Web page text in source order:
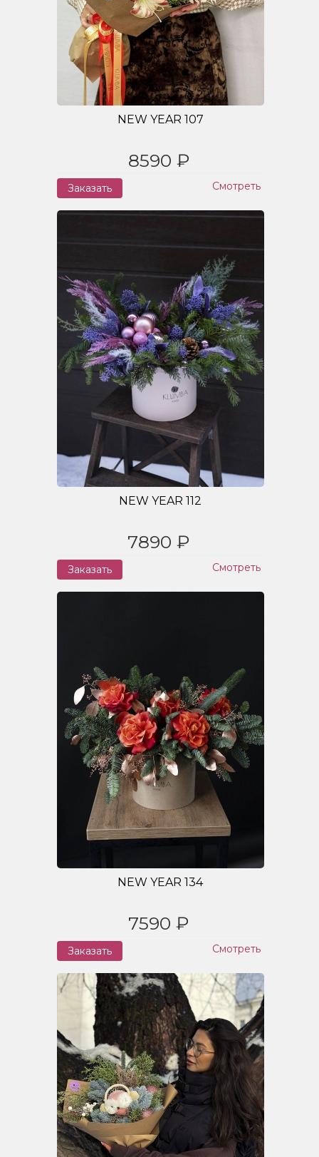
NEW YEAR 107
8590 ₽
Заказать Смотреть
NEW YEAR 112
7890 ₽
Заказать Смотреть
NEW YEAR 134
7590 ₽
Заказать Смотреть